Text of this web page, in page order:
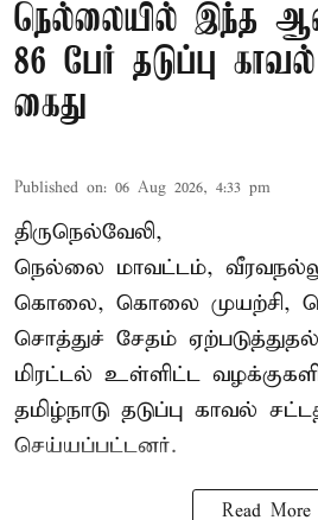
நெல்லையில் இந்த
86 பேர் தடுப்பு
கைது
Published on: 06 Aug 2026, 4:33 pm
திருநெல்வேலி,
நெல்லை மாவட்டம்,
கொலை, கொலை முயற்சி,
சொத்துச் சேதம்
மிரட்டல் உள்ளிட்ட
தமிழ்நாடு தடுப்பு காவல்
செய்யப்பட்டனர்.
Read More